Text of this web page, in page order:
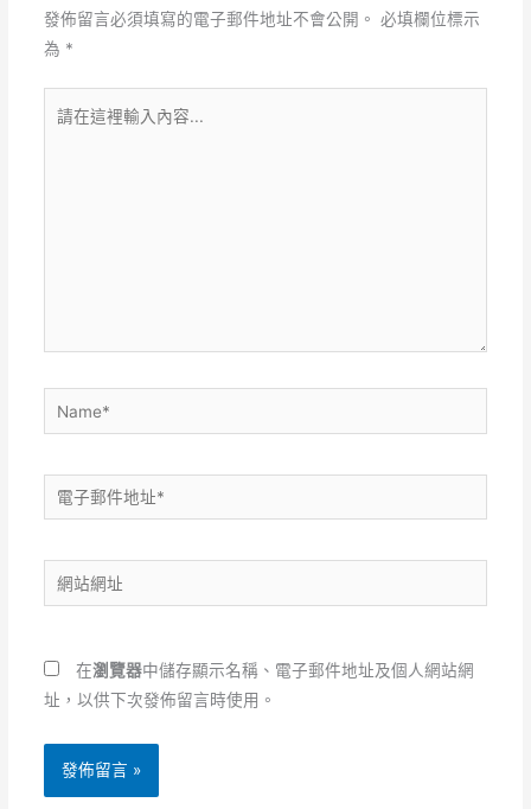
發佈留言必須填寫的電子郵件地址不會公開。 必填欄位標示
為 *
在
Name*
電
子
件
地
*
站
址
在瀏覽器中儲存顯示名稱、電子郵件地址及個人網站網
址，以供下次發佈留言時使用。